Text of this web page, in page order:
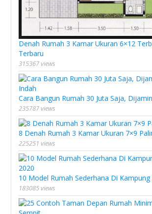
Denah Rumah 3 Kamar Ukuran 6×12
Terbaru
315367 views
Cara Bangun Rumah 30 Juta Saja,
235787 views
8 Denah Rumah 3 Kamar Ukuran 7×9
225251 views
10 Model Rumah Sederhana Di
183085 views